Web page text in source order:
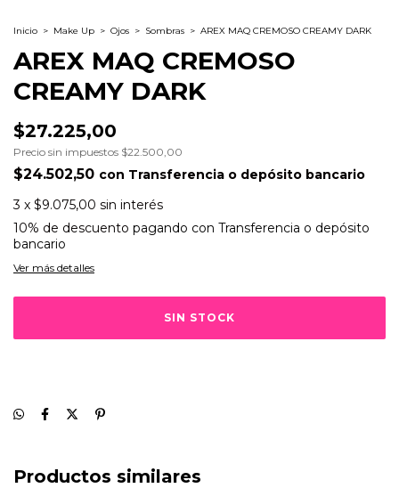
Inicio > Make Up > Ojos > Sombras > AREX MAQ CREMOSO CREAMY DARK
AREX MAQ CREMOSO
CREAMY DARK
$27.225,00
Precio sin impuestos $22.500,00
$24.502,50 con Transferencia o depósito bancario
3 x $9.075,00 sin interés
10% de descuento pagando con Transferencia o depósito
bancario
Ver más detalles
Productos similares